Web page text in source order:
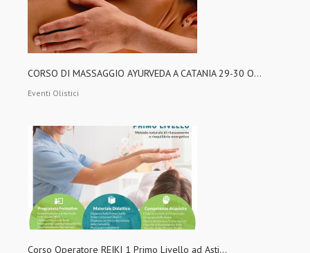
CORSO DI MASSAGGIO AYURVEDA A CATANIA 29-30 O...
Eventi Olistici
Corso Operatore REIKI 1 Primo Livello ad Asti...